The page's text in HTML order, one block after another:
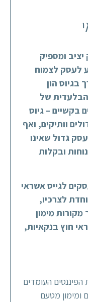
ומספיק
לעסק לצמוח
בגיוס הון
הבלעדית של
בקשיים – גיוס
וותיקים, ואף
גדול שאינו
ובקלות
לגייס אשראי
לצרכיו,
מקורות מימון
חוץ בנקאיות,
העומדים
ומימון מטעם